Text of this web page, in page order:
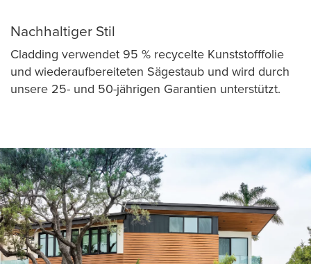
Nachhaltiger Stil
Cladding verwendet 95 % recycelte Kunststofffolie
und wiederaufbereiteten Sägestaub und wird durch
unsere 25- und 50-jährigen Garantien unterstützt.